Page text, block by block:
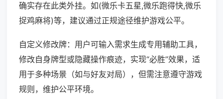
确实存在此类外挂。如(微乐卡五星,微乐跑得快,微乐
捉鸡麻将)等，建议通过正规途径维护游戏公平。
自定义修改牌：用户可输入需求生成专用辅助工具，
修改自身牌型或隐藏操作痕迹，实现“必胜”效果，适
用于多种场景（如与好友对局），但需注意遵守游戏
规则，维护公平环境。